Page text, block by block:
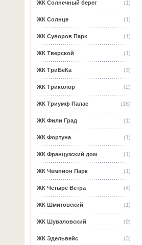
(1)
ЖК Солнечный берег
(1)
ЖК Солнце
(1)
ЖК Суворов Парк
(1)
ЖК Тверской
(3)
ЖК ТриБеКа
(2)
ЖК Триколор
(16)
ЖК Триумф Палас
(1)
ЖК Фили Град
(1)
ЖК Фортуна
(1)
ЖК Французский дом
(1)
ЖК Чемпион Парк
(4)
ЖК Четыре Ветра
(1)
ЖК Шмитовский
(9)
ЖК Шуваловский
(3)
ЖК Эдельвейс